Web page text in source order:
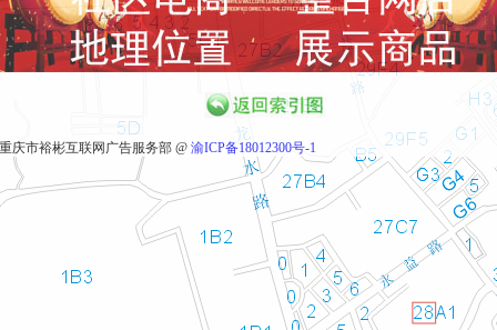
重庆市裕彬互联网广告服务部 @ 渝ICP备18012300号-1